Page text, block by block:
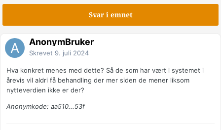
Svar i emnet
AnonymBruker
Skrevet 9. juli 2024
Hva konkret menes med dette? Så de som har vært i systemet i
årevis vil aldri få behandling der mer siden de mener liksom
nytteverdien ikke er der?
Anonymkode: aa510...53f